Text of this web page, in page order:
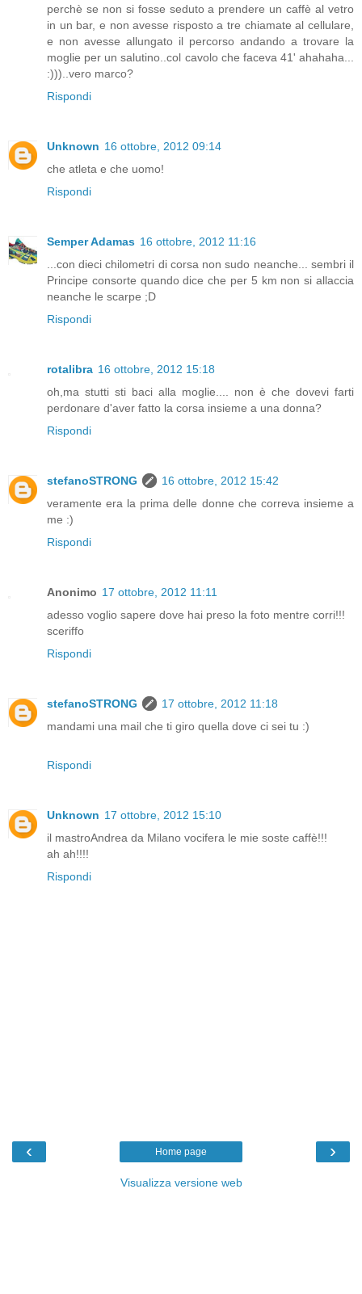
perchè se non si fosse seduto a prendere un caffè al vetro
in un bar, e non avesse risposto a tre chiamate al cellulare,
e non avesse allungato il percorso andando a trovare la
moglie per un salutino..col cavolo che faceva 41' ahahaha...
:)))..vero marco?
Rispondi
Unknown 16 ottobre, 2012 09:14
che atleta e che uomo!
Rispondi
Semper Adamas 16 ottobre, 2012 11:16
...con dieci chilometri di corsa non sudo neanche... sembri il
Principe consorte quando dice che per 5 km non si allaccia
neanche le scarpe ;D
Rispondi
rotalibra 16 ottobre, 2012 15:18
oh,ma stutti sti baci alla moglie.... non è che dovevi farti
perdonare d'aver fatto la corsa insieme a una donna?
Rispondi
stefanoSTRONG
16 ottobre, 2012 15:42
veramente era la prima delle donne che correva insieme a
me :)
Rispondi
Anonimo 17 ottobre, 2012 11:11
adesso voglio sapere dove hai preso la foto mentre corri!!!
sceriffo
Rispondi
stefanoSTRONG
17 ottobre, 2012 11:18
mandami una mail che ti giro quella dove ci sei tu :)
Rispondi
Unknown 17 ottobre, 2012 15:10
il mastroAndrea da Milano vocifera le mie soste caffè!!!
ah ah!!!!
Rispondi
‹ ›
Home page
Visualizza versione web